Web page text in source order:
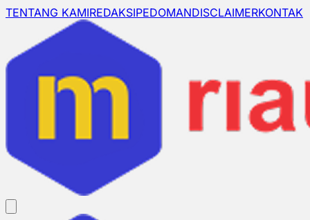
TENTANG KAMIREDAKSIPEDOMANDISCLAIMERKONTAK